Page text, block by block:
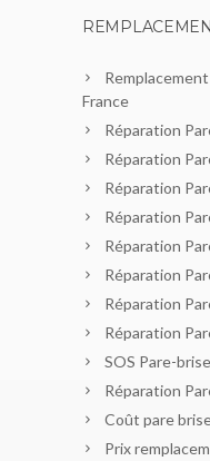
France
Réparation
Réparation
Réparation
Réparation
Réparation
Réparation
Réparation
Réparation
SOS Pare-brise
Réparation
Coût pare
Prix